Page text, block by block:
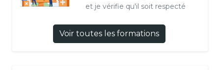
et je vérifie qu'il soit respecté
Voir toutes les formations